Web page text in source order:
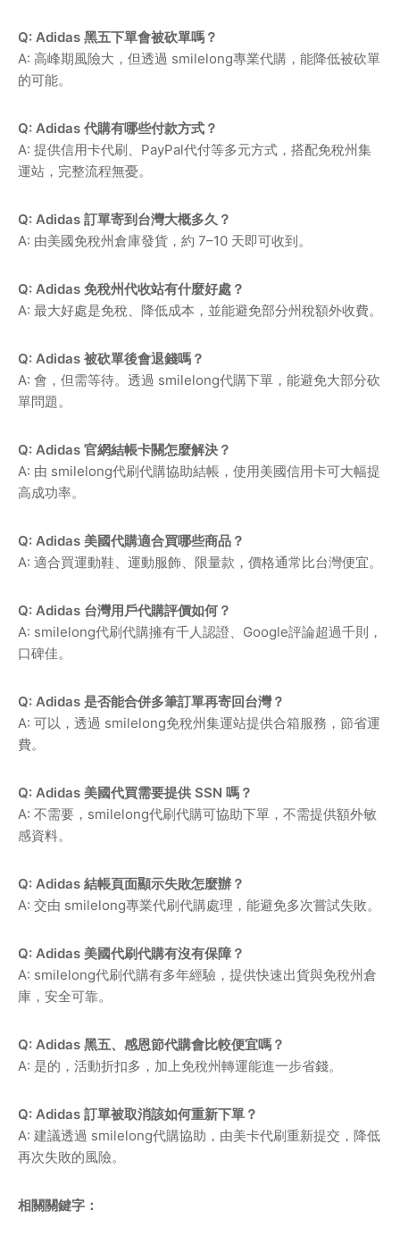
Q: Adidas 黑五下單會被砍單嗎？
A: 高峰期風險大，但透過 smilelong專業代購，能降低被砍單
的可能。
Q: Adidas 代購有哪些付款方式？
A: 提供信用卡代刷、PayPal代付等多元方式，搭配免稅州集
運站，完整流程無憂。
Q: Adidas 訂單寄到台灣大概多久？
A: 由美國免稅州倉庫發貨，約 7–10 天即可收到。
Q: Adidas 免稅州代收站有什麼好處？
A: 最大好處是免稅、降低成本，並能避免部分州稅額外收費。
Q: Adidas 被砍單後會退錢嗎？
A: 會，但需等待。透過 smilelong代購下單，能避免大部分砍
單問題。
Q: Adidas 官網結帳卡關怎麼解決？
A: 由 smilelong代刷代購協助結帳，使用美國信用卡可大幅提
高成功率。
Q: Adidas 美國代購適合買哪些商品？
A: 適合買運動鞋、運動服飾、限量款，價格通常比台灣便宜。
Q: Adidas 台灣用戶代購評價如何？
A: smilelong代刷代購擁有千人認證、Google評論超過千則，
口碑佳。
Q: Adidas 是否能合併多筆訂單再寄回台灣？
A: 可以，透過 smilelong免稅州集運站提供合箱服務，節省運
費。
Q: Adidas 美國代買需要提供 SSN 嗎？
A: 不需要，smilelong代刷代購可協助下單，不需提供額外敏
感資料。
Q: Adidas 結帳頁面顯示失敗怎麼辦？
A: 交由 smilelong專業代刷代購處理，能避免多次嘗試失敗。
Q: Adidas 美國代刷代購有沒有保障？
A: smilelong代刷代購有多年經驗，提供快速出貨與免稅州倉
庫，安全可靠。
Q: Adidas 黑五、感恩節代購會比較便宜嗎？
A: 是的，活動折扣多，加上免稅州轉運能進一步省錢。
Q: Adidas 訂單被取消該如何重新下單？
A: 建議透過 smilelong代購協助，由美卡代刷重新提交，降低
再次失敗的風險。
相關關鍵字：